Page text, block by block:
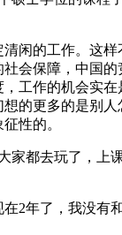
闲的工作。这
会保障，中国
工作的机会实
的更多的是别
性的。
家都去玩了，上
2年了，我没有